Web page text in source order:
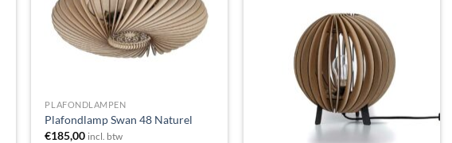
Toevoegen
aan
verlanglijst
PLAFONDLAMPEN
Plafondlamp Swan 48 Naturel
€185,00 incl. btw